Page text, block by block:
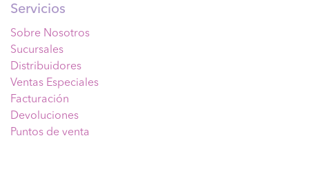
Servicios
Sobre Nosotros
Sucursales
Distribuidores
Ventas Especiales
Facturación
Devoluciones
Puntos de venta